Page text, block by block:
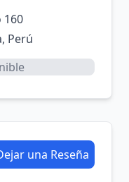
160
Perú
una Reseña